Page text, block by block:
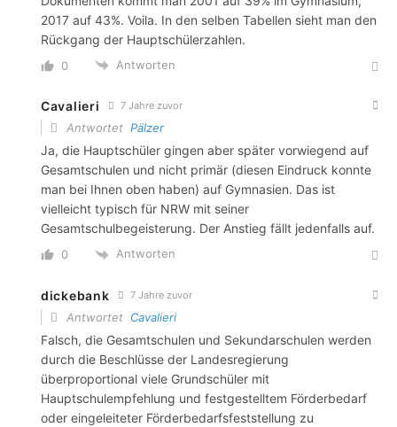
2017 auf 43%. Voila. In den selben Tabellen sieht man den
Rückgang der Hauptschülerzahlen.
0 Antworten
Cavalieri 7 Jahre zuvor
Antwortet Pälzer
Ja, die Hauptschüler gingen aber später vorwiegend auf
Gesamtschulen und nicht primär (diesen Eindruck konnte
man bei Ihnen oben haben) auf Gymnasien. Das ist
vielleicht typisch für NRW mit seiner
Gesamtschulbegeisterung. Der Anstieg fällt jedenfalls auf.
0 Antworten
dickebank 7 Jahre zuvor
Antwortet Cavalieri
Falsch, die Gesamtschulen und Sekundarschulen werden
durch die Beschlüsse der Landesregierung
überproportional viele Grundschüler mit
Hauptschulempfehlung und festgestelltem Förderbedarf
oder eingeleiteter Förderbedarfsfeststellung zu